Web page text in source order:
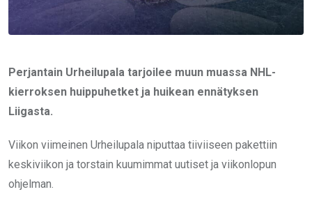
Perjantain Urheilupala tarjoilee muun muassa NHL-
kierroksen huippuhetket ja huikean ennätyksen
Liigasta.
Viikon viimeinen Urheilupala niputtaa tiiviiseen pakettiin
keskiviikon ja torstain kuumimmat uutiset ja viikonlopun
ohjelman.